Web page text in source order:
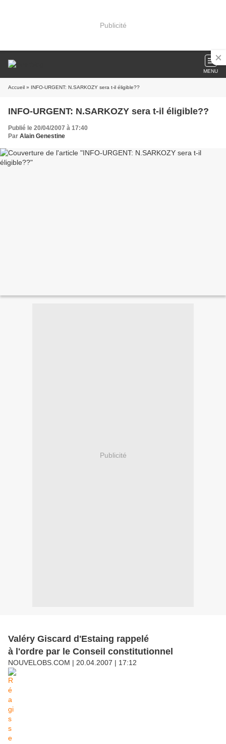
Publicité
MENU
Accueil » INFO-URGENT: N.SARKOZY sera t-il éligible??
INFO-URGENT: N.SARKOZY sera t-il éligible??
Publié le 20/04/2007 à 17:40
Par Alain Genestine
Publicité
Valéry Giscard d'Estaing rappelé
à l'ordre par le Conseil constitutionnel
NOUVELOBS.COM | 20.04.2007 | 17:12